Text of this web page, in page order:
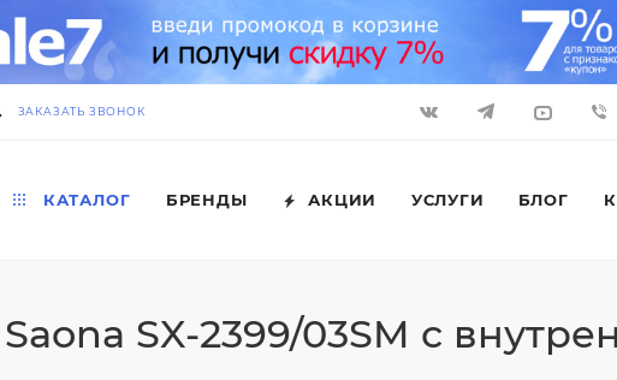
ЗАКАЗАТЬ ЗВОНОК
КАТАЛОГ БРЕНДЫ АКЦИИ УСЛУГИ БЛОГ
SX-2399/03SM с